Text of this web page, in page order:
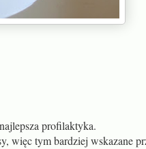
profilaktyka.
więc tym bardziej wskazane